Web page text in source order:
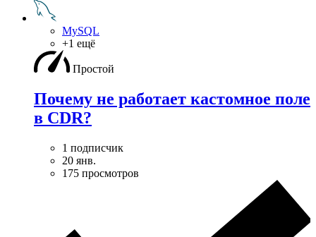
MySQL
+1 ещё
Простой
Почему не работает кастомное поле
в CDR?
1 подписчик
20 янв.
175 просмотров